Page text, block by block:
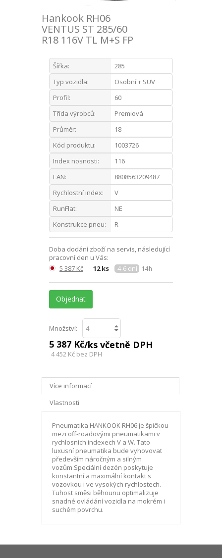
Hankook RH06
VENTUS ST 285/60
R18 116V TL M+S FP
Šířka:
285
Typ vozidla:
Osobní + SUV
Profil:
60
Třída výrobců:
Premiová
Průměr:
18
Kód produktu:
1003726
Index nosnosti:
116
EAN:
8808563209487
Rychlostní index:
V
RunFlat:
NE
Konstrukce pneu:
R
Doba dodání zboží na servis, následující
pracovní den u Vás:
5 387 Kč
12 ks 4-6 dní 14h
Objednat
Množství:
5 387 Kč/ks včetně DPH
4 452 Kč bez DPH
Více informací
Vlastnosti
Pneumatika HANKOOK RH06 je špičkou
mezi off-roadovými pneumatikami v
rychlosních indexech V a W. Tato
luxusní pneumatika bude vyhovovat
především náročným a silným
vozům.Speciální dezén poskytuje
konstantní a maximální kontakt s
vozovkou i ve vysokých rychlostech.
Tuhost směsi běhounu optimalizuje
snadné ovládání vozidla na mokrém i
suchém povrchu.